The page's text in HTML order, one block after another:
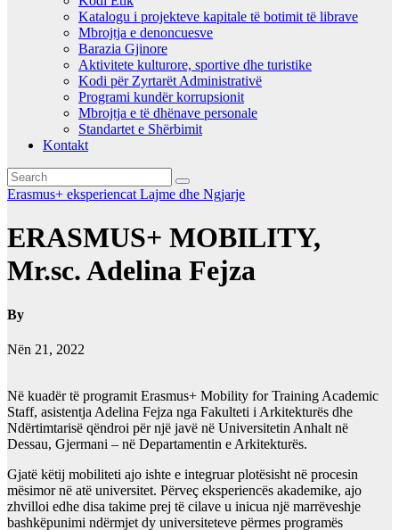
Katalogu i projekteve kapitale të botimit të librave
Mbrojtja e denoncuesve
Barazia Gjinore
Aktivitete kulturore, sportive dhe turistike
Kodi për Zyrtarët Administrativë
Programi kundër korrupsionit
Mbrojtja e të dhënave personale
Standartet e Shërbimit
Kontakt
Erasmus+ eksperiencat Lajme dhe Ngjarje
ERASMUS+ MOBILITY,
Mr.sc. Adelina Fejza
By
Nën 21, 2022
Në kuadër të programit Erasmus+ Mobility for Training Academic
Staff, asistentja Adelina Fejza nga Fakulteti i Arkitekturës dhe
Ndërtimtarisë qëndroi për një javë në Universitetin Anhalt në
Dessau, Gjermani – në Departamentin e Arkitekturës.
Gjatë këtij mobiliteti ajo ishte e integruar plotësisht në procesin
mësimor në atë universitet. Përveç eksperiencës akademike, ajo
zhvilloi edhe disa takime prej të cilave u inicua një marrëveshje
bashkëpunimi ndërmjet dy universiteteve përmes programës